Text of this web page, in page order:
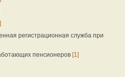
регистрационная служба при
пенсионеров [1]